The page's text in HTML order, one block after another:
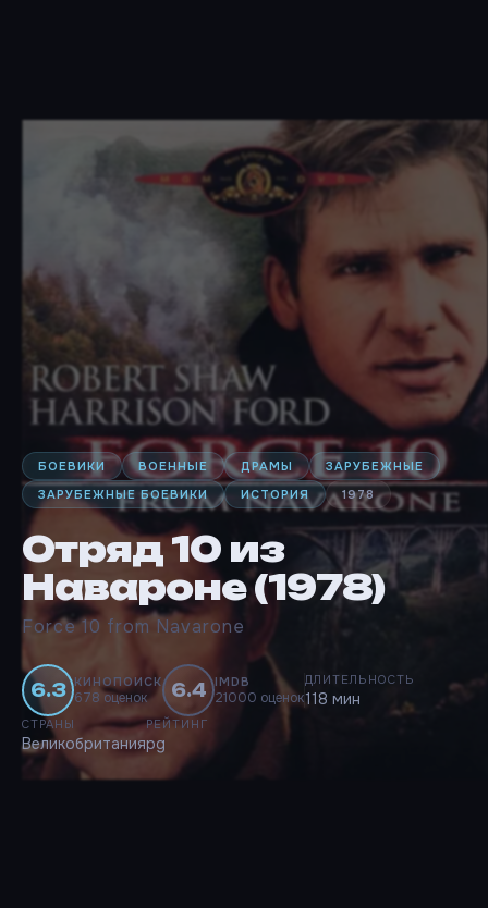
БОЕВИКИ ВОЕННЫЕ ДРАМЫ
ЗАРУБЕЖНЫЕ
ЗАРУБЕЖНЫЕ БОЕВИКИ
ИСТОРИЯ 1978
Отряд 10 из
Навароне (1978)
Force 10 from Navarone
6.3 КИНОПОИСК
678 оценок 6.4 IMDB
21000 оценок
ДЛИТЕЛЬНОСТЬ
118 мин
СТРАНЫ
Великобритания
РЕЙТИНГ
pg